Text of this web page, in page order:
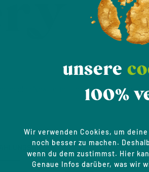
Newsletter, um rechtzeitig über
unsere
100%
Wir verwenden Cookies, um
noch besser zu machen.
wenn du dem zustimmst. Hier
Genaue Infos darüber, was wir